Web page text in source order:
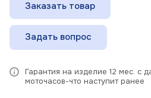
Заказать товар
Задать вопрос
Гарантия на изделие 12 мес. с
моточасов-что наступит ранее